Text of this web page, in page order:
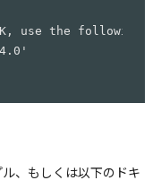
use the following
、もしくは以下のドキ